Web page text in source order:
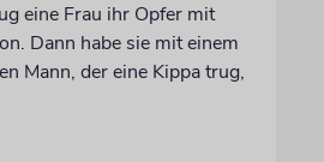
eine Frau ihr Opfer mit
Dann habe sie mit einem
Mann, der eine Kippa trug,